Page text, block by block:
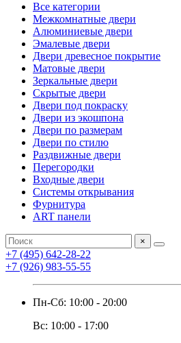
Все категории
Межкомнатные двери
Алюминиевые двери
Эмалевые двери
Двери древесное покрытие
Матовые двери
Зеркальные двери
Скрытые двери
Двери под покраску
Двери из экошпона
Двери по размерам
Двери по стилю
Раздвижные двери
Перегородки
Входные двери
Системы открывания
Фурнитура
ART панели
×
+7 (495) 642-28-22
+7 (926) 983-55-55
Пн-Сб: 10:00 - 20:00
Вс: 10:00 - 17:00